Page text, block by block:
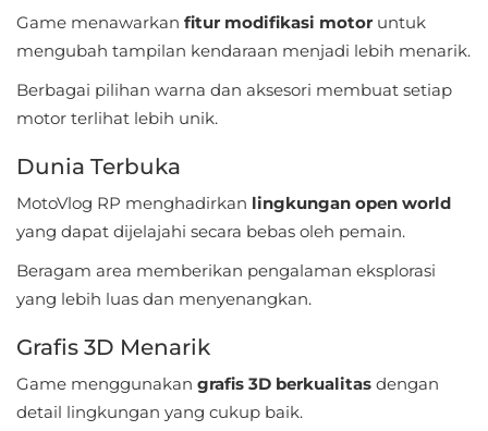
Comics
Communication
Emulator
Entertainment
Events
Finance
Game menawarkan fitur modifikasi motor untuk
mengubah tampilan kendaraan menjadi lebih menarik.
Berbagai pilihan warna dan aksesori membuat setiap
motor terlihat lebih unik.
Dunia Terbuka
MotoVlog RP menghadirkan lingkungan open world
yang dapat dijelajahi secara bebas oleh pemain.
Beragam area memberikan pengalaman eksplorasi
yang lebih luas dan menyenangkan.
Grafis 3D Menarik
Game menggunakan grafis 3D berkualitas dengan
detail lingkungan yang cukup baik.